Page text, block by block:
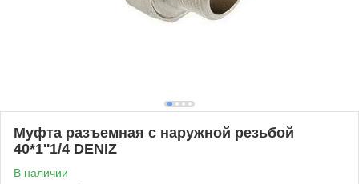
Муфта разъемная с наружной резьбой
40*1''1/4 DENIZ
В наличии